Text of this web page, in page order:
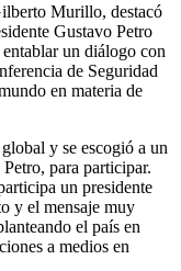
Murillo, destacó
Gustavo Petro
un diálogo con
de Seguridad
en materia de
y se escogió a un
para participar.
un presidente
y el mensaje muy
el país en
a medios en